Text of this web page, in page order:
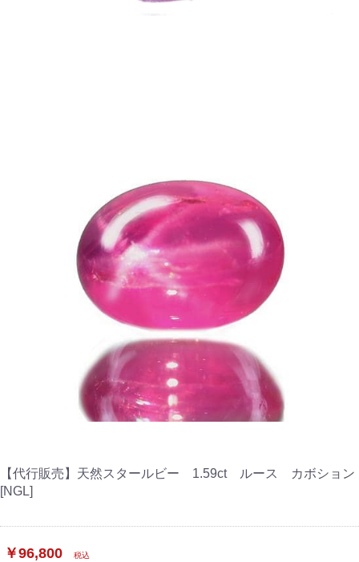
【代行販売】天然スタールビー 1.59ct ルース カボション
[NGL]
￥96,800 税込